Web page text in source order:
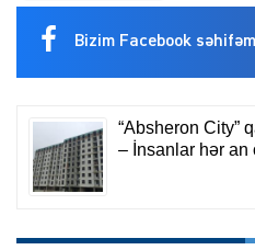
Bizim Facebook